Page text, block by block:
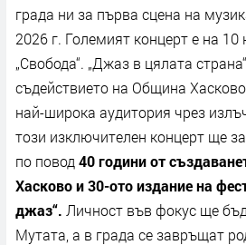
града ни за първа сцена на
2026 г. Големият концерт е на
„Свобода“. „Джаз в цялата
съдействието на Община
най-широка аудитория чрез
този изключителен концерт ще
по повод 40 години от
Хасково и 30-ото издание на
джаз“. Личност във фокус ще
Мутата, а в града се завръщат